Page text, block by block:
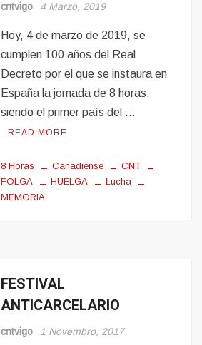
cntvigo 4 Marzo, 2019
Hoy, 4 de marzo de 2019, se
cumplen 100 años del Real
Decreto por el que se instaura en
España la jornada de 8 horas,
siendo el primer país del …
READ MORE
8 Horas Canadiense
CNT
FOLGA
HUELGA
Lucha
MEMORIA
Eventos
FESTIVAL
ANTICARCELARIO
cntvigo 1 Novembro, 2017